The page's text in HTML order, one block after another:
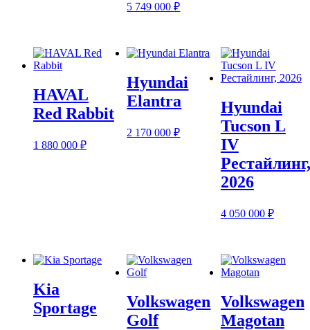
5 749 000₽
HAVAL
Red Rabbit
1 880 000 ₽
Hyundai
Elantra
2 170 000₽
Hyundai
Tucson L
IV
Рестайлинг,
2026
4 050 000 ₽
Kia
Sportage
Volkswagen
Golf
Volkswagen
Magotan